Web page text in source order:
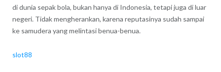
di dunia sepak bola, bukan hanya di Indonesia, tetapi juga di luar
negeri. Tidak mengherankan, karena reputasinya sudah sampai
ke samudera yang melintasi benua-benua.
slot88